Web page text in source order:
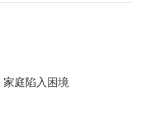
家庭陷入困境